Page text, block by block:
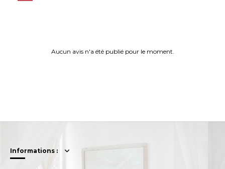
Aucun avis n'a été publié pour le moment.
Informations :